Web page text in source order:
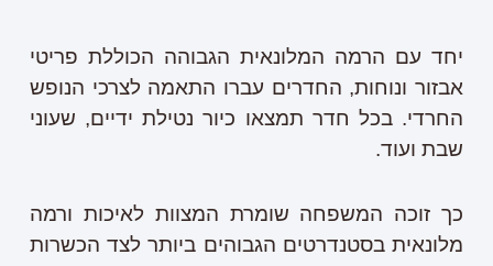
יחד עם הרמה המלונאית הגבוהה הכוללת פריטי
אבזור ונוחות, החדרים עברו התאמה לצרכי הנופש
החרדי. בכל חדר תמצאו כיור נטילת ידיים, שעוני
שבת ועוד.
כך זוכה המשפחה שומרת המצוות לאיכות ורמה
מלונאית בסטנדרטים הגבוהים ביותר לצד הכשרות